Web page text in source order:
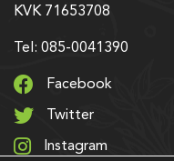
KVK 71653708
Tel: 085-0041390
Facebook
Twitter
Instagram